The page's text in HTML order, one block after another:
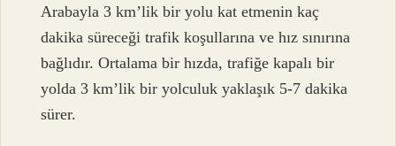
Arabayla 3 km’lik bir yolu kat etmenin kaç
dakika süreceği trafik koşullarına ve hız sınırına
bağlıdır. Ortalama bir hızda, trafiğe kapalı bir
yolda 3 km’lik bir yolculuk yaklaşık 5-7 dakika
sürer.